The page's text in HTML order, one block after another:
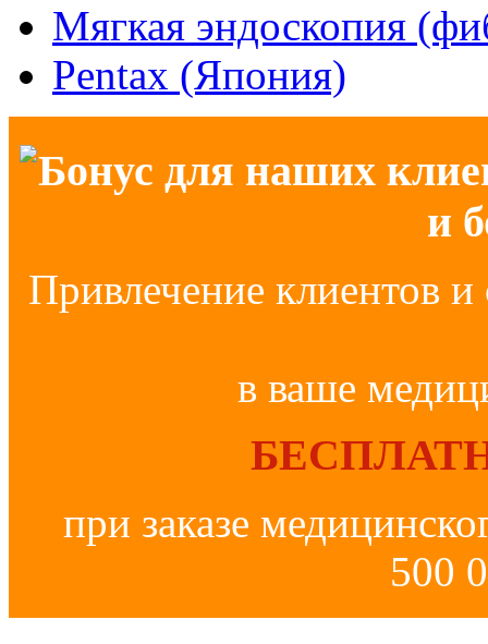
Мягкая эндоскопия
Pentax (Япония)
Бонус для наших
и
Привлечение клиентов и
в ваше
при заказе
500